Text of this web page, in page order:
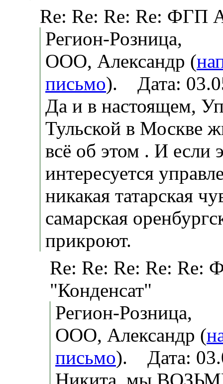
Re: Re: Re: Re: ФГП
Регион-Розница,
ООО, Александр (
письмо). Дата:
Да и в настоящем,
Тульской в Москве
всё об этом . И если
интересуется
никакая татарская
самарская
прикроют.
Re: Re: Re: Re:
"Конденсат"
Регион-Розница,
ООО, Александр (
письмо). Дата:
Никита, мы